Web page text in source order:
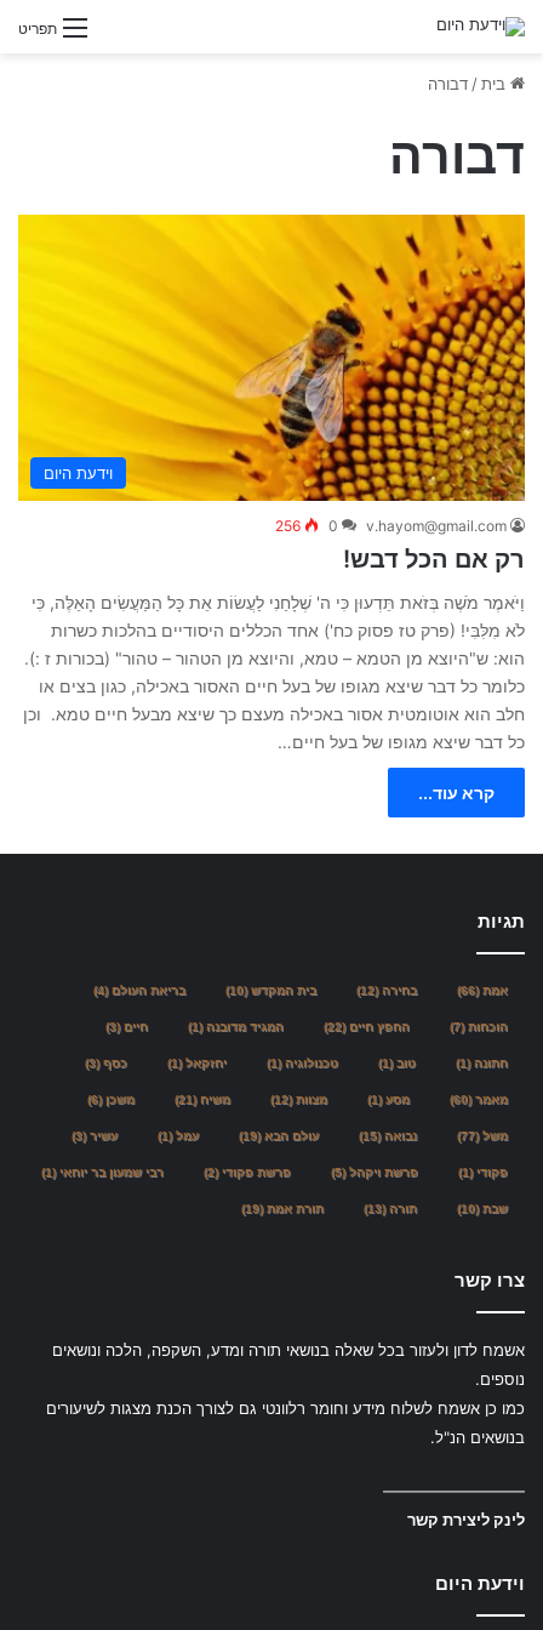
תפריט
בית/ דבורה
דבורה
וידעת היום
v.hayom@gmail.com
0
256
רק אם הכל דבש!
וַיֹּאמֶר מֹשֶׁה בְּזֹאת תֵּדְעוּן כִּי ה' שְׁלָחַנִי לַעֲשׂוֹת אֵת כָּל הַמַּעֲשִׂים הָאֵלֶּה, כִּי
לֹא מִלִּבִּי! (פרק טז פסוק כח') אחד הכללים היסודיים בהלכות כשרות
הוא: ש"היוצא מן הטמא – טמא, והיוצא מן הטהור – טהור" (בכורות ז :).
כלומר כל דבר שיצא מגופו של בעל חיים האסור באכילה, כגון בצים או
חלב הוא אוטומטית אסור באכילה מעצם כך שיצא מבעל חיים טמא. וכן
כל דבר שיצא מגופו של בעל חיים…
קרא עוד...
תגיות
אמת(66) בחירה(12) בית המקדש(10) בריאת העולם (4)
הוכחות(7) החפץ חיים (22) המגיד מדובנה(1) חיים (3)
חתונה(1) טוב(1) טכנולוגיה(1) יחזקאל(1) כסף(3)
מאמר(60) מסע(1) מצוות(12) משיח (21) משכן (6)
משל(77) נבואה(15) עולם הבא(19) עמל(1) עשיר(3)
פקודי (1) פרשת ויקהל(5) פרשת פקודי (2) רבי שמעון בר יוחאי (1)
שבת(10) תורה(13) תורת אמת(19)
צרו קשר
אשמח לדון ולעזור בכל שאלה בנושאי תורה ומדע, השקפה, הלכה ונושאים
נוספים.
כמו כן אשמח לשלוח מידע וחומר רלוונטי גם לצורך הכנת מצגות לשיעורים
בנושאים הנ"ל.
—————————
לינק ליצירת קשר
וידעת היום